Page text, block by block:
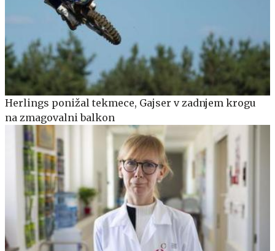
Herlings ponižal tekmece, Gajser v zadnjem krogu
na zmagovalni balkon